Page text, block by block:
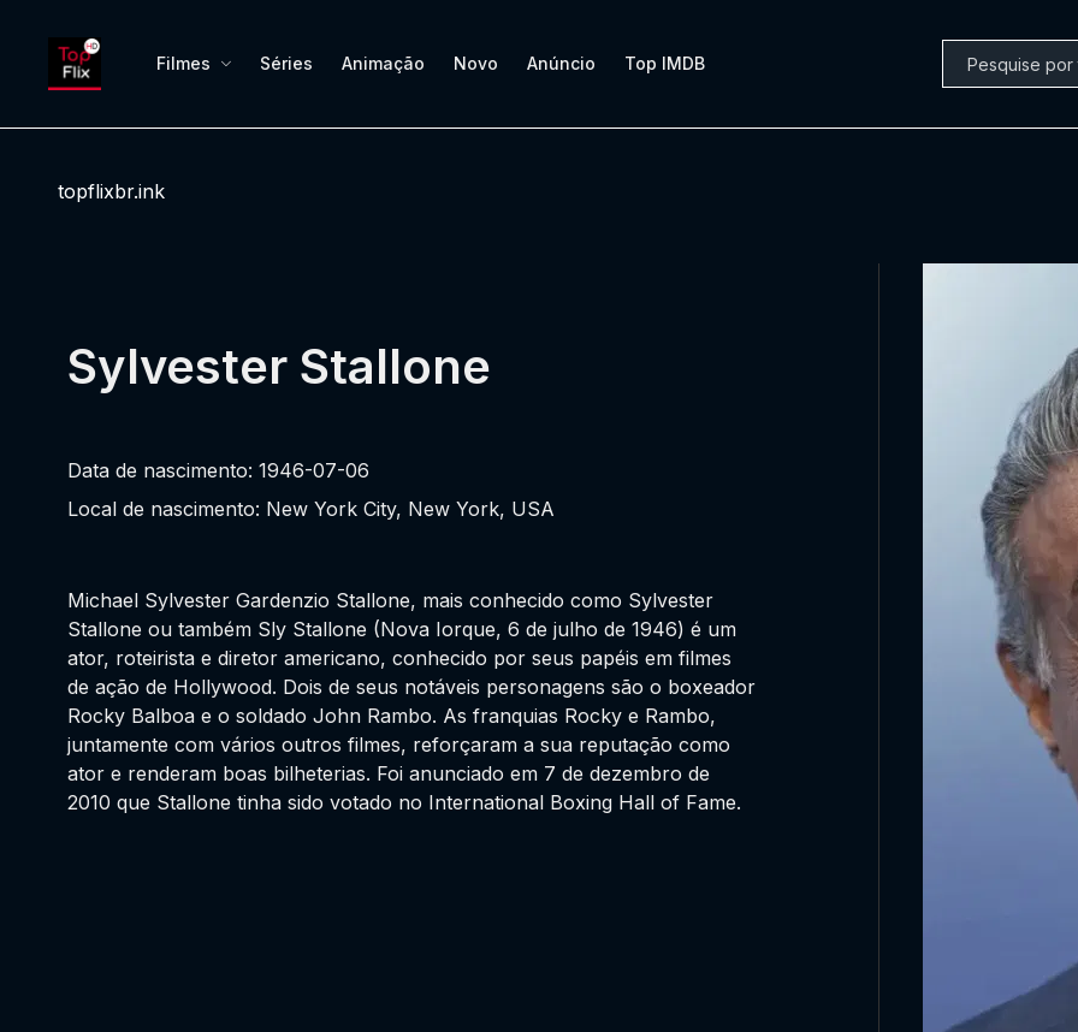
Filmes Séries Animação Novo Anúncio Top IMDB
topflixbr.ink
Sylvester Stallone
Data de nascimento: 1946-07-06
Local de nascimento: New York City, New York, USA
Michael Sylvester Gardenzio Stallone, mais conhecido como Sylvester
Stallone ou também Sly Stallone (Nova Iorque, 6 de julho de 1946) é um
ator, roteirista e diretor americano, conhecido por seus papéis em filmes
de ação de Hollywood. Dois de seus notáveis personagens são o boxeador
Rocky Balboa e o soldado John Rambo. As franquias Rocky e Rambo,
juntamente com vários outros filmes, reforçaram a sua reputação como
ator e renderam boas bilheterias. Foi anunciado em 7 de dezembro de
2010 que Stallone tinha sido votado no International Boxing Hall of Fame.